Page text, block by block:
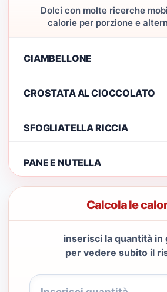
Dolci con molte ricerche
calorie per porzione e
CIAMBELLONE
CROSTATA AL CIOCCOLATO
SFOGLIATELLA RICCIA
PANE E NUTELLA
Calcola le
inserisci la quantità in
per vedere subito il